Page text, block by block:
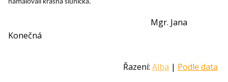
namalovali krásná sluníčka.
Mgr. Jana
Konečná
Řazení: Alba | Podle data